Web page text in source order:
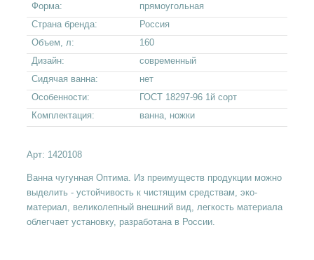
Форма:
прямоугольная
Страна бренда:
Россия
Объем, л:
160
Дизайн:
современный
Сидячая ванна:
нет
Особенности:
ГОСТ 18297-96 1й сорт
Комплектация:
ванна, ножки
Арт: 1420108
Ванна чугунная Оптима. Из преимуществ продукции можно
выделить - устойчивость к чистящим средствам, эко-
материал, великолепный внешний вид, легкость материала
облегчает установку, разработана в России.